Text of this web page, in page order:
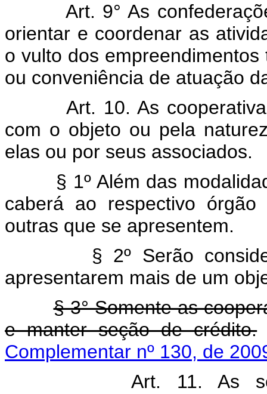
Art. 9° As
orientar e coordenar as
o vulto dos
ou conveniência de atuação
Art. 10. As
com o objeto ou pela
elas ou por seus associados.
§ 1º Além das
caberá ao respectivo
outras que se apresentem.
§ 2º Serão
apresentarem mais de um
§ 3° Somente as
e manter seção de crédito.
Complementar nº 130, de
Art. 11. As